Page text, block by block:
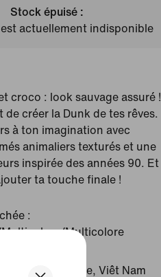
Stock épuisé :
actuellement indisponible
croco : look sauvage assuré !
de créer la Dunk de tes rêves.
à ton imagination avec
animaliers texturés et une
inspirée des années 90. Et
ta touche finale !
:
Multicolore
d'origine : Chine, Viêt Nam